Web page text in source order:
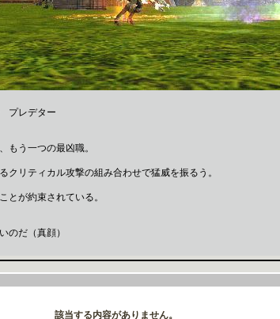
プレデター
もう一つの最凶職。
クリティカル攻撃の組み合わせで猛威を振るう。
とが約束されている。
のだ（真顔）